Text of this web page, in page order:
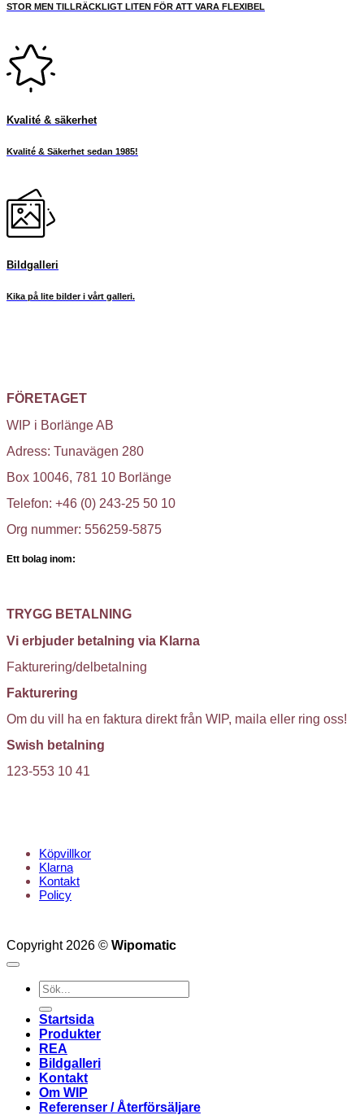
STOR MEN TILLRÄCKLIGT LITEN FÖR ATT VARA FLEXIBEL
Kvalité & säkerhet
Kvalité & Säkerhet sedan 1985!
Bildgalleri
Kika på lite bilder i vårt galleri.
FÖRETAGET
WIP i Borlänge AB
Adress: Tunavägen 280
Box 10046, 781 10 Borlänge
Telefon: +46 (0) 243-25 50 10
Org nummer: 556259-5875
Ett bolag inom:
TRYGG BETALNING
Vi erbjuder betalning via Klarna
Fakturering/delbetalning
Fakturering
Om du vill ha en faktura direkt från WIP, maila eller ring oss!
Swish betalning
123-553 10 41
Köpvillkor
Klarna
Kontakt
Policy
Copyright 2026 © Wipomatic
Sök
efter:
Startsida
Produkter
REA
Bildgalleri
Kontakt
Om WIP
Referenser / Återförsäljare